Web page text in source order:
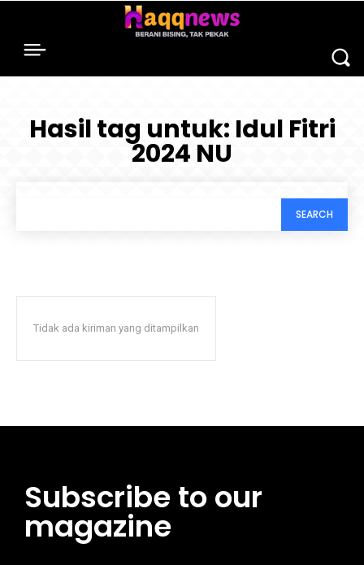
Hasil tag untuk: Idul Fitri
2024 NU
SEARCH
Tidak ada kiriman yang ditampilkan
Subscribe to our
magazine